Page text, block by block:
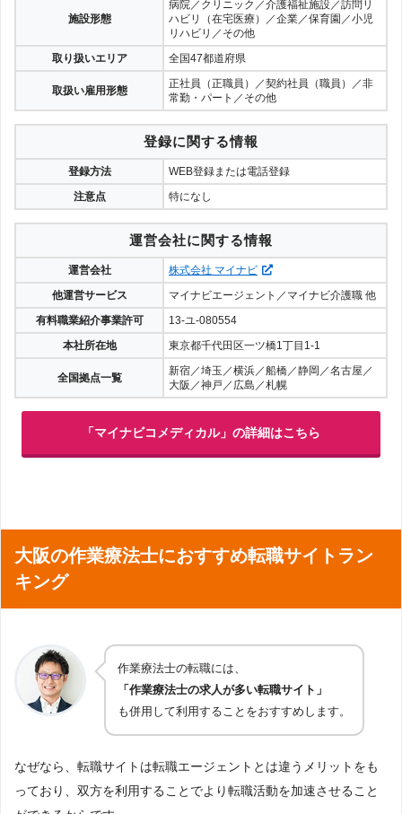
施設形態
病院／クリニック／介護福祉施設／訪問リ
ハビリ（在宅医療）／企業／保育園／小児
リハビリ／その他
取り扱いエリア
全国47都道府県
取扱い雇用形態
正社員（正職員）／契約社員（職員）／非
常勤・パート／その他
登録に関する情報
登録方法
WEB登録または電話登録
注意点
特になし
運営会社に関する情報
運営会社
株式会社 マイナビ
他運営サービス
マイナビエージェント／マイナビ介護職 他
有料職業紹介事業許可
13-ユ-080554
本社所在地
東京都千代田区一ツ橋1丁目1-1
全国拠点一覧
新宿／埼玉／横浜／船橋／静岡／名古屋／
大阪／神戸／広島／札幌
「マイナビコメディカル」の詳細はこちら
大阪の作業療法士におすすめ転職サイトラン
キング
作業療法士の転職には、
「作業療法士の求人が多い転職サイト」
も併用して利用することをおすすめします。
なぜなら、転職サイトは転職エージェントとは違うメリットをも
っており、双方を利用することでより転職活動を加速させること